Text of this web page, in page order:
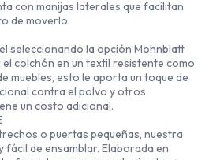
con manijas laterales que facilitan
de moverlo.
seleccionando la opción Mohnblatt
colchón en un textil resistente como
muebles, esto le aporta un toque de
contra el polvo y otros
un costo adicional.
o puertas pequeñas, nuestra
fácil de ensamblar. Elaborada en